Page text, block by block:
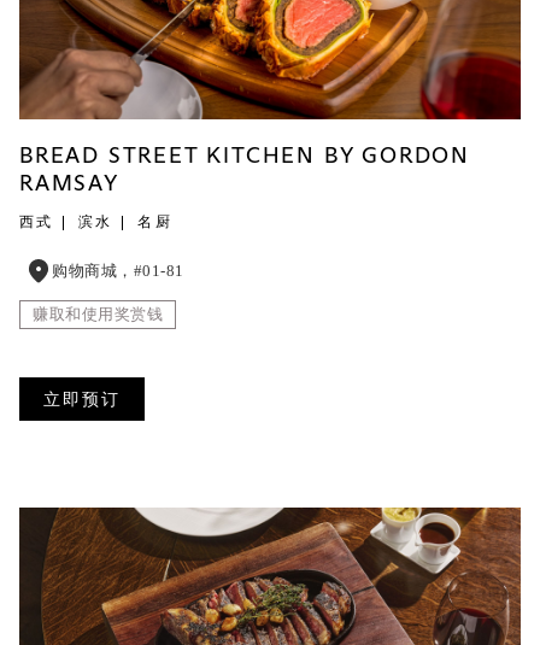
BREAD STREET KITCHEN BY GORDON
RAMSAY
西式 滨水 名厨
购物商城，#01-81
赚取和使用奖赏钱
立即预订